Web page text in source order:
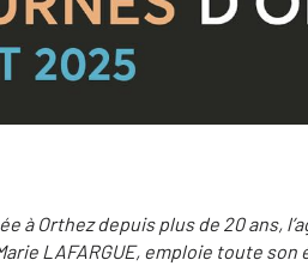
Orthez depuis plus de 20 ans,
LAFARGUE, emploie toute